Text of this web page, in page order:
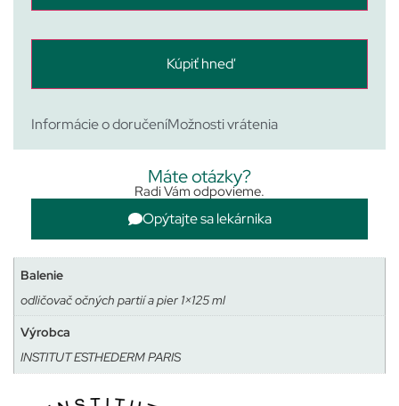
Kúpiť hneď
Informácie o doručeníMožnosti vrátenia
Máte otázky?
Radi Vám odpovieme.
Opýtajte sa lekárnika
Balenie
odličovač očných partií a pier 1×125 ml
Výrobca
INSTITUT ESTHEDERM PARIS